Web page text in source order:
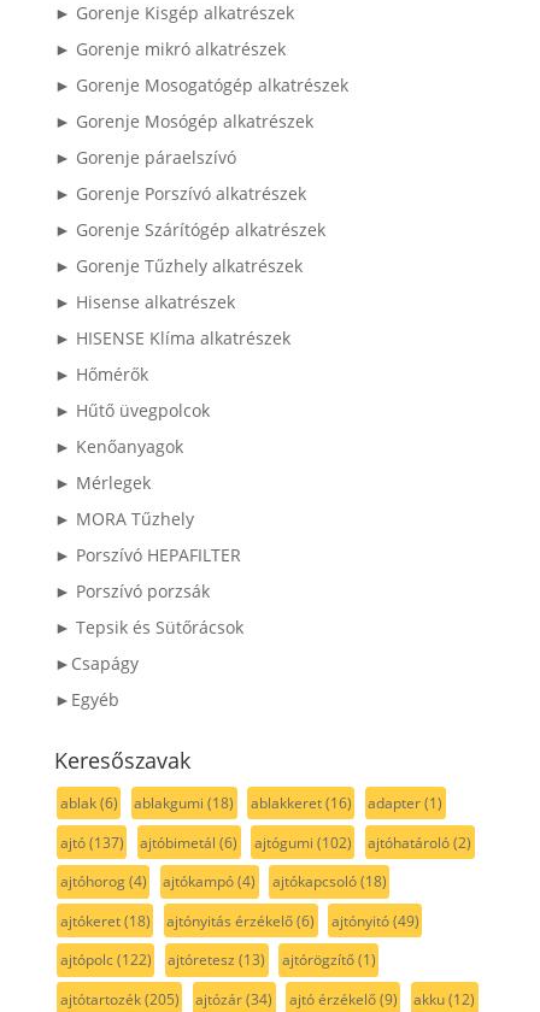
► Gorenje Kisgép alkatrészek
► Gorenje mikró alkatrészek
► Gorenje Mosogatógép alkatrészek
► Gorenje Mosógép alkatrészek
► Gorenje páraelszívó
► Gorenje Porszívó alkatrészek
► Gorenje Szárítógép alkatrészek
► Gorenje Tűzhely alkatrészek
► Hisense alkatrészek
► HISENSE Klíma alkatrészek
► Hőmérők
► Hűtő üvegpolcok
► Kenőanyagok
► Mérlegek
► MORA Tűzhely
► Porszívó HEPAFILTER
► Porszívó porzsák
► Tepsik és Sütőrácsok
►Csapágy
►Egyéb
Keresőszavak
ablak(6) ablakgumi (18) ablakkeret(16) adapter(1)
ajtó(137) ajtóbimetál (6) ajtógumi (102) ajtóhatároló(2)
ajtóhorog(4) ajtókampó(4) ajtókapcsoló(18)
ajtókeret(18) ajtónyitás érzékelő(6) ajtónyitó(49)
ajtópolc(122) ajtóretesz (13) ajtórögzítő(1)
ajtótartozék(205) ajtózár(34) ajtó érzékelő(9) akku(12)